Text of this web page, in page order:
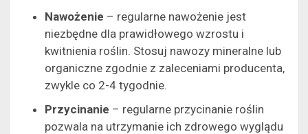
Nawożenie – regularne nawożenie jest
niezbędne dla prawidłowego wzrostu i
kwitnienia roślin. Stosuj nawozy mineralne lub
organiczne zgodnie z zaleceniami producenta,
zwykle co 2-4 tygodnie.
Przycinanie – regularne przycinanie roślin
pozwala na utrzymanie ich zdrowego wyglądu